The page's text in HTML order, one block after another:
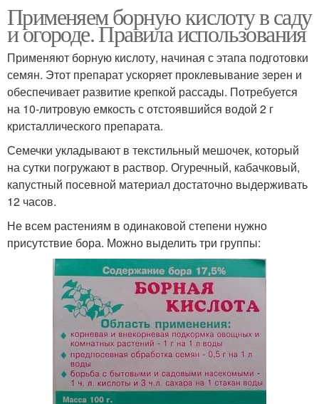
Применяем борную кислоту в саду
и огороде. Правила использования
Применяют борную кислоту, начиная с этапа подготовки
семян. Этот препарат ускоряет проклевывание зерен и
обеспечивает развитие крепкой рассады. Потребуется
на 10-литровую емкость с отстоявшийся водой 2 г
кристаллического препарата.
Семечки укладывают в текстильный мешочек, который
на сутки погружают в раствор. Огуречный, кабачковый,
капустный посевной материал достаточно выдерживать
12 часов.
Не всем растениям в одинаковой степени нужно
присутствие бора. Можно выделить три группы: